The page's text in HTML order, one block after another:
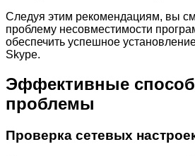
Следуя этим рекомендациям, вы
проблему несовместимости
обеспечить успешное
Skype.
Эффективные
проблемы
Проверка сетевых